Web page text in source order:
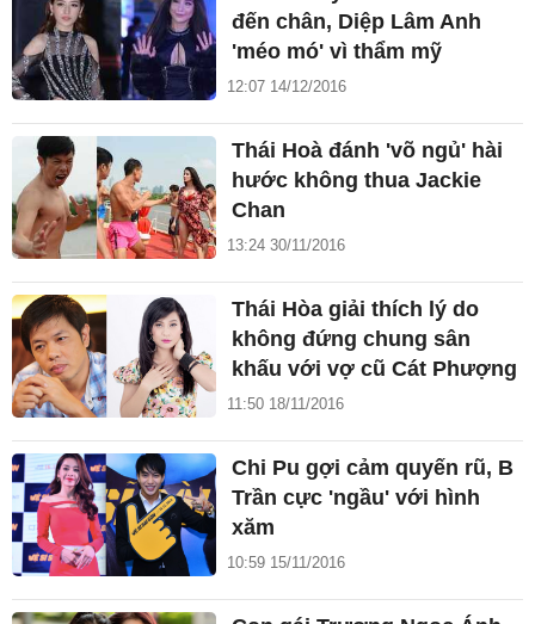
đến chân, Diệp Lâm Anh
'méo mó' vì thẩm mỹ
12:07 14/12/2016
Thái Hoà đánh 'võ ngủ' hài
hước không thua Jackie
Chan
13:24 30/11/2016
Thái Hòa giải thích lý do
không đứng chung sân
khấu với vợ cũ Cát Phượng
11:50 18/11/2016
Chi Pu gợi cảm quyến rũ, B
Trần cực 'ngầu' với hình
xăm
10:59 15/11/2016